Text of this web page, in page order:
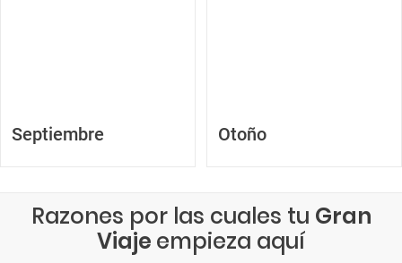
Septiembre Otoño
Razones por las cuales tu Gran
Viaje empieza aquí